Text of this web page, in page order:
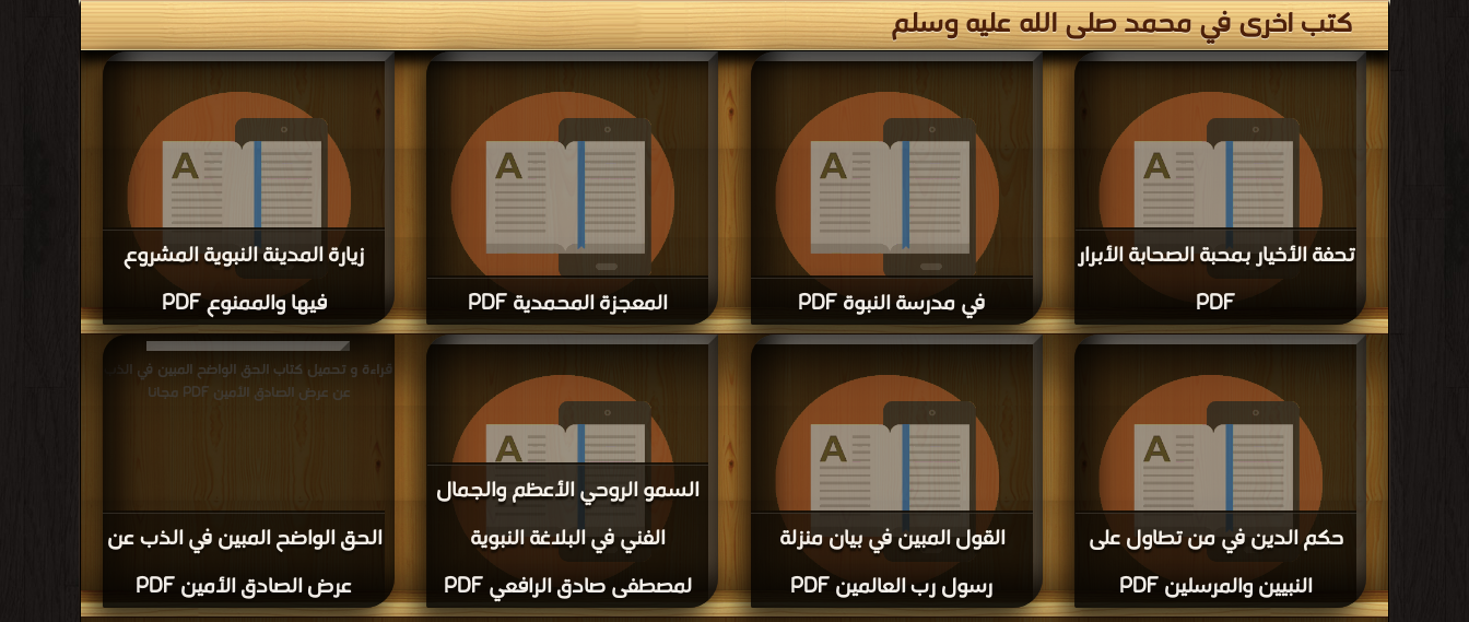
كتب اخرى في محمد صلى الله عليه وسلم
زيارة المدينة النبوية المشروع
فيها والممنوع PDF
قراءة و تحميل كتاب زيارة المدينة النبوية المشروع
فيها والممنوع PDF مجانا
المعجزة المحمدية PDF
قراءة و تحميل كتاب المعجزة المحمدية PDF
مجانا
في مدرسة النبوة PDF
قراءة و تحميل كتاب في مدرسة النبوة PDF مجانا
تحفة الأخيار بمحبة الصحابة الأبرار
PDF
قراءة و تحميل كتاب تحفة الأخيار بمحبة الصحابة
الحق الواضح المبين في الذب عن
عرض الصادق الأمين PDF
قراءة و تحميل كتاب الحق الواضح المبين في الذب
عن عرض الصادق الأمين PDF مجانا
السمو الروحي الأعظم والجمال
الفني في البلاغة النبوية
لمصطفى صادق الرافعي PDF
القول المبين في بيان منزلة
رسول رب العالمين PDF
حكم الدين في من تطاول على
النبيين والمرسلين PDF